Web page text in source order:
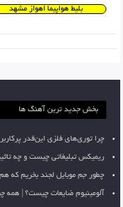
بلیط هواپیما اهواز مشهد
بخش جدید ترین آهنگ ها
چرا توری‌های فلزی این‌قدر
ریمیکس تبلیغاتی چیست و چه
چطور جم موبایل لجند بخریم که
آلومینیوم ضایعات چیست؟ | همه